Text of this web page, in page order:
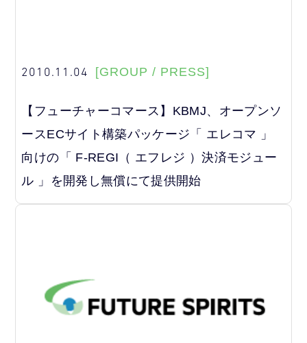
2010.11.04 [GROUP / PRESS]
【フューチャーコマース】KBMJ、オープンソ
ースECサイト構築パッケージ「 エレコマ 」
向けの「 F-REGI（ エフレジ ）決済モジュー
ル 」を開発し無償にて提供開始